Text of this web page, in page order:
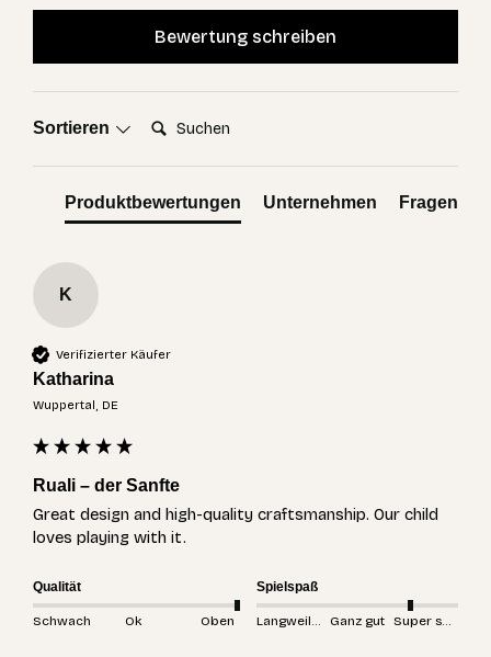
Bewertung schreiben
Sortieren Suchen:
Produktbewertungen Unternehmen Fragen
K
Verifizierter Käufer
Katharina
Wuppertal, DE
Ruali – der Sanfte
Great design and high-quality craftsmanship. Our child
loves playing with it.
Qualität
Schwach Ok Oben
Spielspaß
Langweilig Ganz gut Super spannend